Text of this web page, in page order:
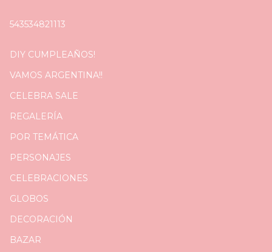
543534821113
DIY CUMPLEAÑOS!
VAMOS ARGENTINA!!
CELEBRA SALE
REGALERÍA
POR TEMÁTICA
PERSONAJES
CELEBRACIONES
GLOBOS
DECORACIÓN
BAZAR